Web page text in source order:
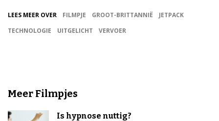
LEES MEER OVER FILMPJE GROOT-BRITTANNIË
JETPACK
TECHNOLOGIE
UITGELICHT VERVOER
Meer Filmpjes
Is hypnose nuttig?